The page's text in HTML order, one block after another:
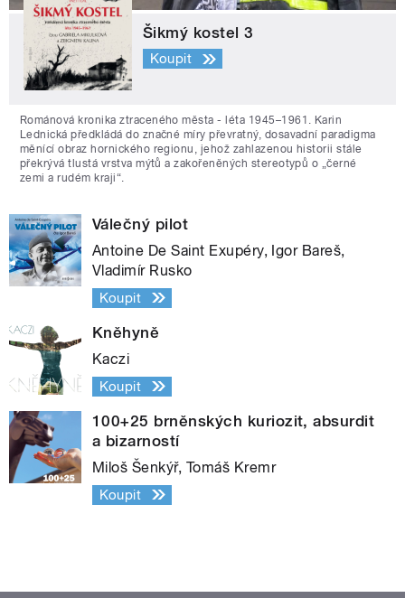
Šikmý kostel 3
Koupit
Románová kronika ztraceného města - léta 1945–1961. Karin
Lednická předkládá do značné míry převratný, dosavadní paradigma
měnící obraz hornického regionu, jehož zahlazenou historii stále
překrývá tlustá vrstva mýtů a zakořeněných stereotypů o „černé
zemi a rudém kraji“.
Válečný pilot
Antoine De Saint Exupéry, Igor Bareš,
Vladimír Rusko
Koupit
Kněhyně
Kaczi
Koupit
100+25 brněnských kuriozit, absurdit
a bizarností
Miloš Šenkýř, Tomáš Kremr
Koupit